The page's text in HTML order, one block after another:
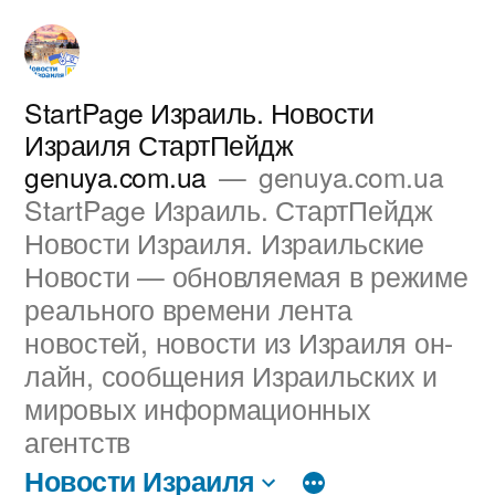
Перейти
содержимому
StartPage Израиль. Новости
Израиля СтартПейдж
genuya.com.ua
genuya.com.ua
StartPage Израиль. СтартПейдж
Новости Израиля. Израильские
Новости — обновляемая в режиме
реального времени лента
новостей, новости из Израиля он-
лайн, сообщения Израильских и
мировых информационных
агентств
Новости Израиля